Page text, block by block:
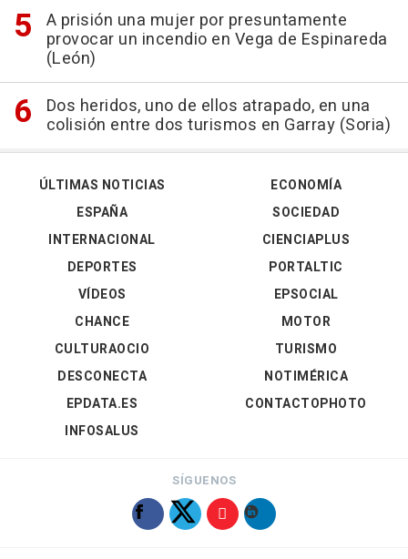
A prisión una mujer por presuntamente
provocar un incendio en Vega de Espinareda
(León)
Dos heridos, uno de ellos atrapado, en una
colisión entre dos turismos en Garray (Soria)
ÚLTIMAS NOTICIAS
ESPAÑA
INTERNACIONAL
DEPORTES
VÍDEOS
ECONOMÍA
SOCIEDAD
CIENCIAPLUS
PORTALTIC
EPSOCIAL
CHANCE
CULTURAOCIO
DESCONECTA
EPDATA.ES
INFOSALUS
MOTOR
TURISMO
NOTIMÉRICA
CONTACTOPHOTO
SÍGUENOS